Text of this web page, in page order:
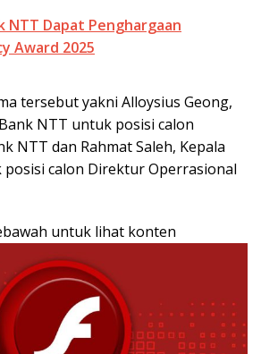
NTT Dapat Penghargaan
Award 2025
tersebut yakni Alloysius Geong,
NTT untuk posisi calon
NTT dan Rahmat Saleh, Kepala
posisi calon Direktur Operrasional
untuk lihat konten